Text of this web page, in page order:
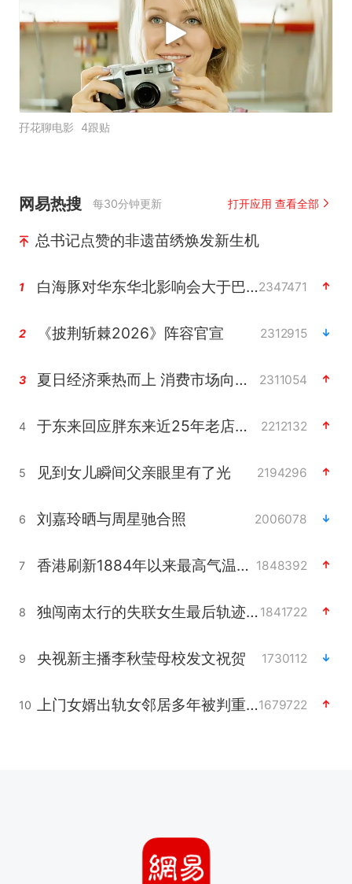
孖花聊电影 4跟贴
网易热搜 每30分钟更新 打开应用 查看全部
总书记点赞的非遗苗绣焕发新生机
1 白海豚对华东华北影响会大于巴威2347471
2 《披荆斩棘2026》阵容官宣 2312915
3 夏日经济乘热而上 消费市场向新而行 2311054
4 于东来回应胖东来近25年老店年底关闭 2212132
5 见到女儿瞬间父亲眼里有了光 2194296
6 刘嘉玲晒与周星驰合照 2006078
7 香港刷新1884年以来最高气温纪录 1848392
8 独闯南太行的失联女生最后轨迹已确认 1841722
9 央视新主播李秋莹母校发文祝贺 1730112
10 上门女婿出轨女邻居多年被判重婚罪1679722